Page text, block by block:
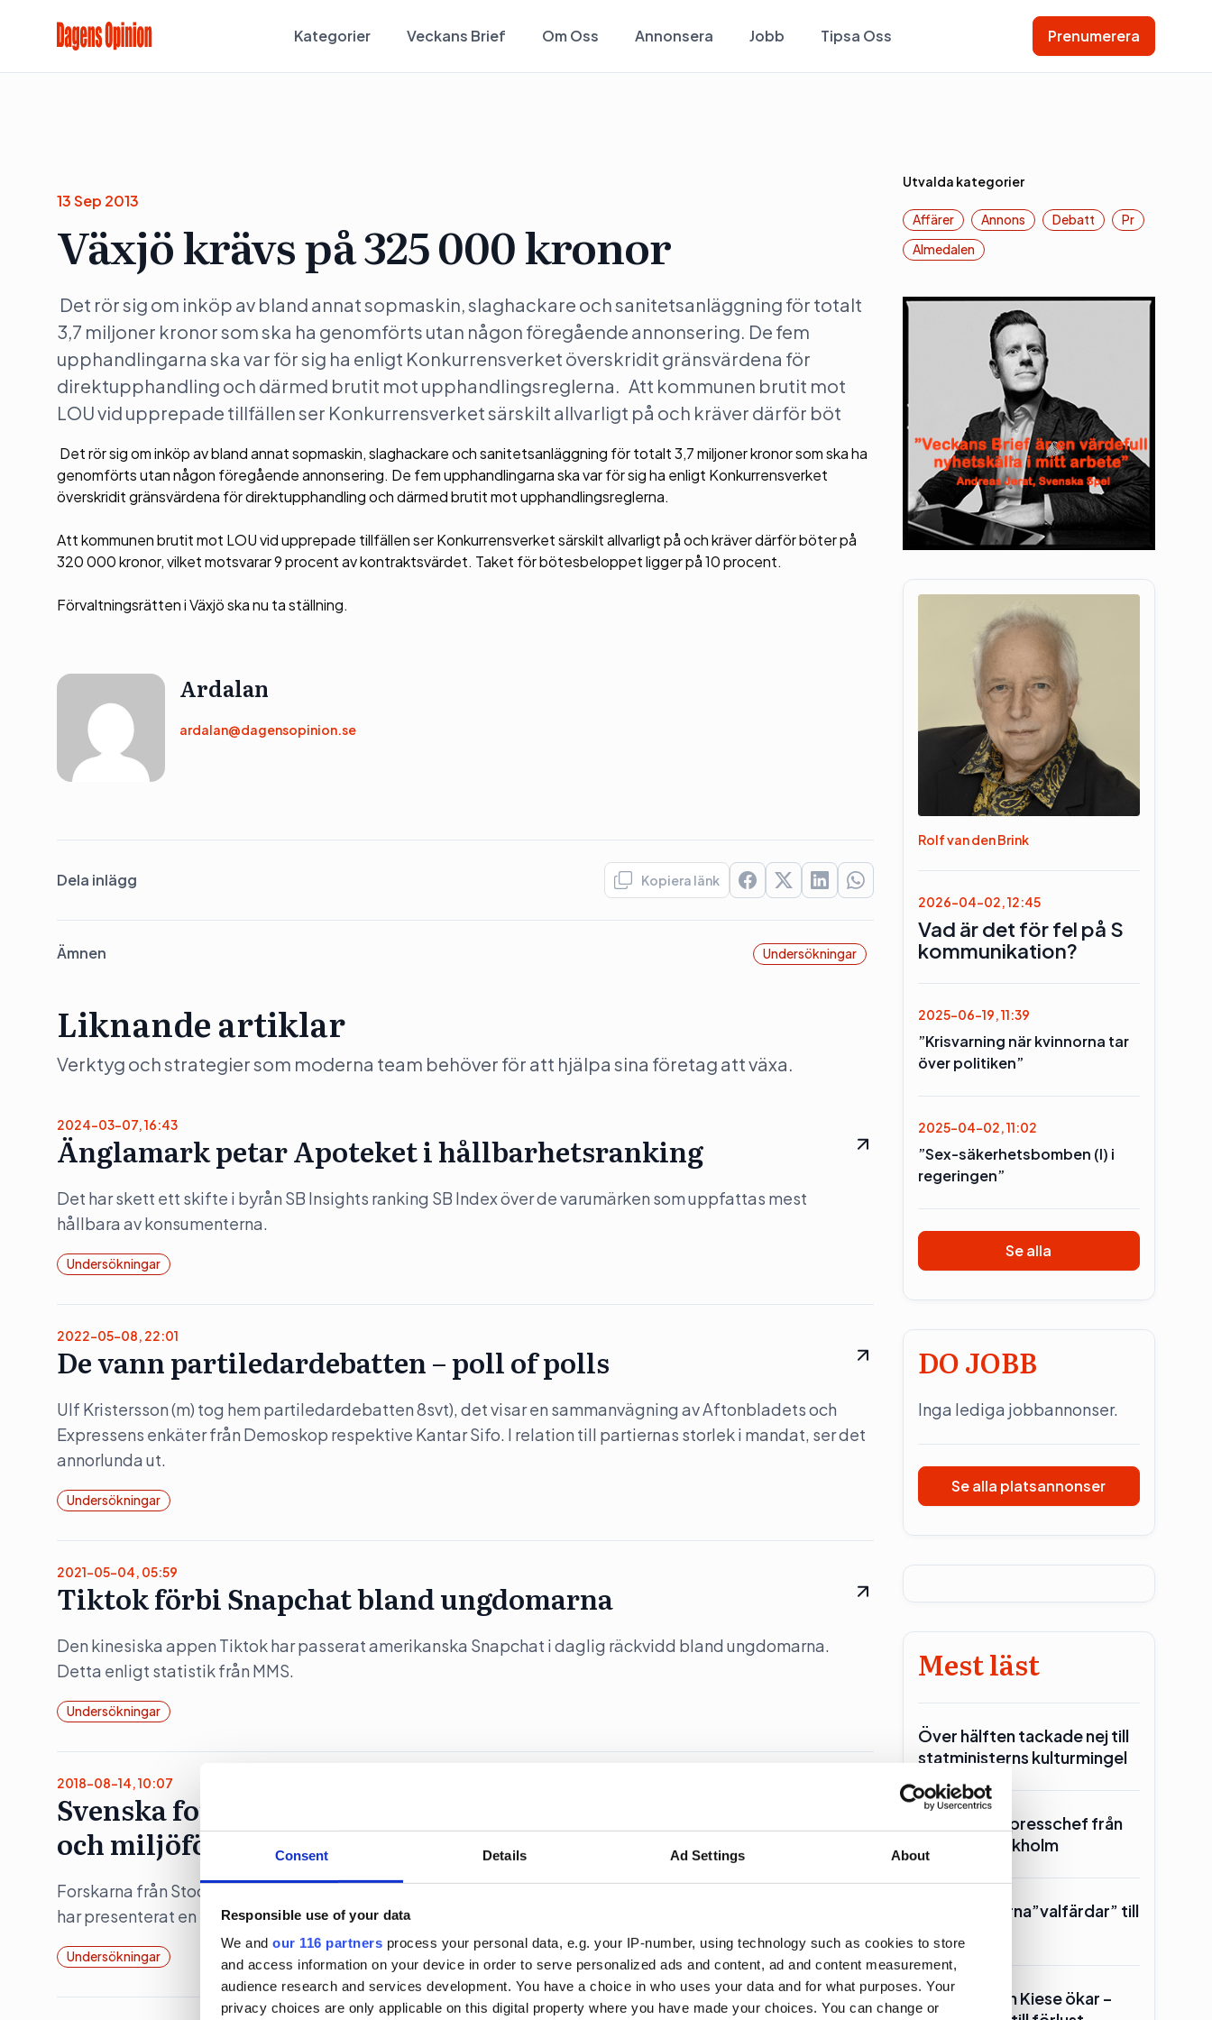
Consent Details Ad Settings About
Responsible use of your data
We and our 116 partners process your personal data, e.g. your IP-number, using technology such as cookies to store
and access information on your device in order to serve personalized ads and content, ad and content measurement,
audience research and services development. You have a choice in who uses your data and for what purposes. Your
privacy choices are only applicable on this digital property where you have made your choices. You can change or
Kategorier Veckans Brief Om Oss Annonsera Jobb Tipsa Oss Prenumerera
13 Sep 2013
Växjö krävs på 325 000 kronor
Det rör sig om inköp av bland annat sopmaskin, slaghackare och sanitetsanläggning för totalt
3,7 miljoner kronor som ska ha genomförts utan någon föregående annonsering. De fem
upphandlingarna ska var för sig ha enligt Konkurrensverket överskridit gränsvärdena för
direktupphandling och därmed brutit mot upphandlingsreglerna. Att kommunen brutit mot
LOU vid upprepade tillfällen ser Konkurrensverket särskilt allvarligt på och kräver därför böt
Det rör sig om inköp av bland annat sopmaskin, slaghackare och sanitetsanläggning för totalt 3,7 miljoner kronor som ska ha
genomförts utan någon föregående annonsering. De fem upphandlingarna ska var för sig ha enligt Konkurrensverket
överskridit gränsvärdena för direktupphandling och därmed brutit mot upphandlingsreglerna.
Att kommunen brutit mot LOU vid upprepade tillfällen ser Konkurrensverket särskilt allvarligt på och kräver därför böter på
320 000 kronor, vilket motsvarar 9 procent av kontraktsvärdet. Taket för bötesbeloppet ligger på 10 procent.
Förvaltningsrätten i Växjö ska nu ta ställning.
Ardalan
ardalan@dagensopinion.se
Dela inlägg Kopiera länk
Ämnen Undersökningar
Liknande artiklar
Verktyg och strategier som moderna team behöver för att hjälpa sina företag att växa.
2024-03-07, 16:43
Änglamark petar Apoteket i hållbarhetsranking
Det har skett ett skifte i byrån SB Insights ranking SB Index över de varumärken som uppfattas mest
hållbara av konsumenterna.
Undersökningar
2022-05-08, 22:01
De vann partiledardebatten – poll of polls
Ulf Kristersson (m) tog hem partiledardebatten 8svt), det visar en sammanvägning av Aftonbladets och
Expressens enkäter från Demoskop respektive Kantar Sifo. I relation till partiernas storlek i mandat, ser det
annorlunda ut.
Undersökningar
2021-05-04, 05:59
Tiktok förbi Snapchat bland ungdomarna
Den kinesiska appen Tiktok har passerat amerikanska Snapchat i daglig räckvidd bland ungdomarna.
Detta enligt statistik från MMS.
Undersökningar
2018-08-14, 10:07
Svenska forskare visar samband mellan skatteparadis
och miljöförstöring
Forskarna från Stockholm Resilience Centre, Kungliga Vetenskapsakademin och universitetet i Amsterdam
har presenterat en studie som visar samband mellan skatteparadis och miljöförstöring.
Undersökningar
Utvalda kategorier
Affärer Annons Debatt
Pr
Almedalen
Rolf van den Brink
2026-04-02, 12:45
Vad är det för fel på S
kommunikation?
2025-06-19, 11:39
”Krisvarning när kvinnorna tar
över politiken”
2025-04-02, 11:02
”Sex-säkerhetsbomben (l) i
regeringen”
Se alla
DO JOBB
Inga lediga jobbannonser.
Se alla platsannonser
Mest läst
Över hälften tackade nej till
statministerns kulturmingel
SKR hämtar presschef från
Region Stockholm
Toppolitikerna”valfärdar” till
Geelmuyden Kiese ökar –